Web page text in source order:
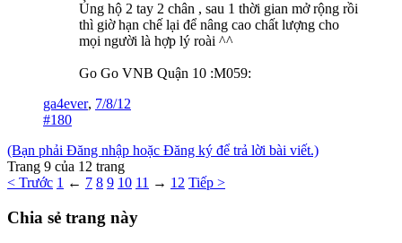
Ủng hộ 2 tay 2 chân , sau 1 thời gian mở rộng rồi
thì giờ hạn chế lại để nâng cao chất lượng cho
mọi người là hợp lý roài ^^
Go Go VNB Quận 10 :M059:
ga4ever, 7/8/12
#180
(Bạn phải Đăng nhập hoặc Đăng ký để trả lời bài viết.)
Trang 9 của 12 trang
< Trước 1 ← 7 8 9 10 11 → 12 Tiếp >
Chia sẻ trang này